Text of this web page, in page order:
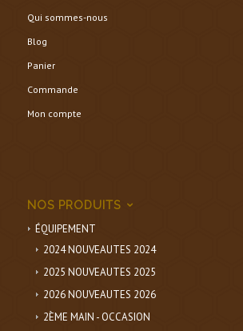
Qui sommes-nous
Blog
Panier
Commande
Mon compte
NOS PRODUITS
ÉQUIPEMENT
2024 NOUVEAUTES 2024
2025 NOUVEAUTES 2025
2026 NOUVEAUTES 2026
2ÈME MAIN - OCCASION